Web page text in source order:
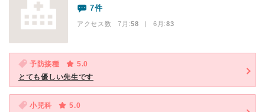
7件
アクセス数 7月:58 | 6月:83
予防接種
5.0
とても優しい先生です
小児科
5.0